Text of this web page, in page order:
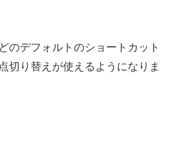
のデフォルトのショートカット
切り替えが使えるようになりま